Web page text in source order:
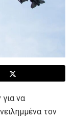
να
τον